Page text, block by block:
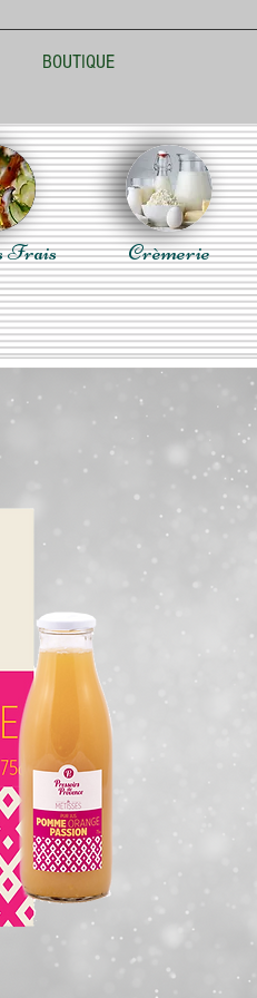
BOUTIQUE
Frais Crèmerie